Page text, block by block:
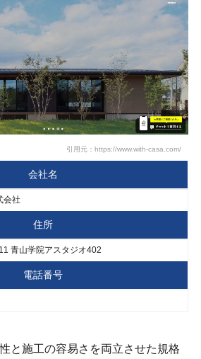
引用元：https://www.with-casa.com/
会社名
会社
住所
青山学院アスタジオ402
電話番号
と施工の容易さを両立させた規格